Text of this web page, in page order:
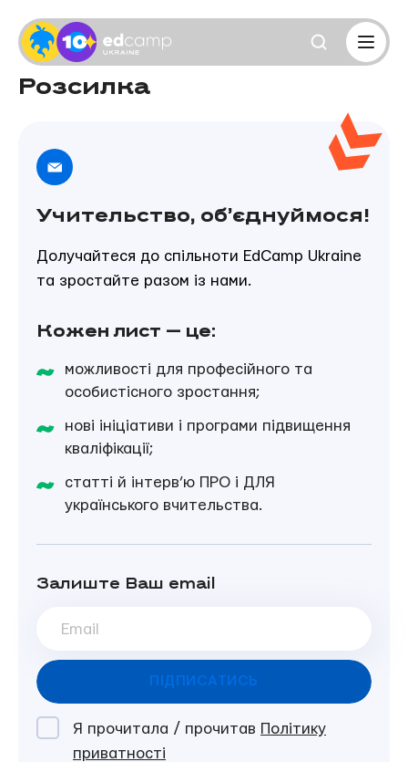
Розсилка
Учительство, об’єднуймося!
Долучайтеся до спільноти EdCamp Ukraine
та зростайте разом із нами.
Кожен лист — це:
можливості для професійного та
особистісного зростання;
нові ініціативи і програми підвищення
кваліфікації;
статті й інтерв’ю ПРО і ДЛЯ
українського вчительства.
Залиште Ваш email
Я прочитала / прочитав Політику
приватності
ПІДПИСАТИСЬ